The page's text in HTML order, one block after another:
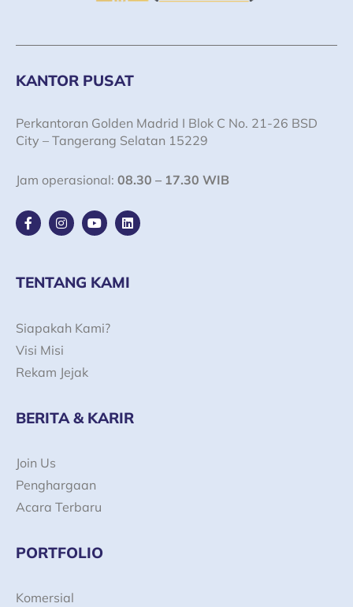
KANTOR PUSAT
Perkantoran Golden Madrid I Blok C No. 21-26 BSD
City – Tangerang Selatan 15229
Jam operasional: 08.30 – 17.30 WIB
F
a
o
o
f
I
n
g
r
Y
o
b
e
L
i
d
i
TENTANG KAMI
Siapakah Kami?
Visi Misi
Rekam Jejak
BERITA & KARIR
Join Us
Penghargaan
Acara Terbaru
PORTFOLIO
Komersial